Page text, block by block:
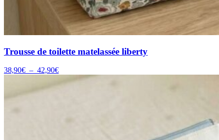
Trousse de toilette matelassée liberty
38,90€ – 42,90€Plage
prix :